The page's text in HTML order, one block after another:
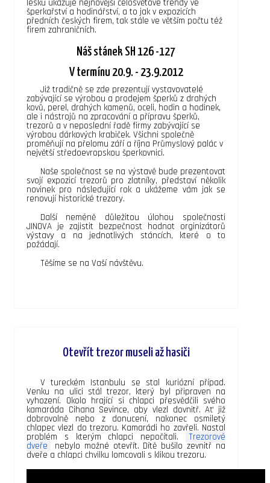
lesku ukazuje nejnovější celosvětové trendy ve
šperkařství a hodinářství, a to jak v expozicích
předních českých firem, tak stále ve větším počtu též
firem zahraničních.
Náš stánek SH 126 -127
V termínu 20.9. - 23.9.2012
Již tradičně se zde prezentují vystavovatelé
zabývající se výrobou a prodejem šperků z drahých
kovů, perel, drahých kamenů, oceli, hodin a hodinek,
ale i nástrojů na zpracování a přípravu šperků,
trezorů a v neposlední řadě firmy zabývající se
výrobou dárkových krabiček. Všichni společně
proměňují na přelomu září a října Průmyslový palác v
největší středoevropskou šperkovnici.
Naše společnost se na výstavě bude prezentovat
svojí expozicí trezorů pro zlatníky, představí několik
novinek pro následující rok a ukážeme vám jak se
renovují historické trezory.
Další neméně důležitou úlohou společnosti
JINOVA je zajistit bezpečnost hodnot orginizátorů
výstavy a na jednotlivých stáncích, které o to
požádají.
Těšíme se na Vaší návštěvu.
Otevřít trezor museli až hasiči
V tureckém Istanbulu se stal kuriózní případ.
Venku na ulici stál trezor, který byl připraven na
vyhození. Okolo hrající si chlapci přesvědčili svého
kamaráda Cihana Sevince, aby vlezl dovnitř. Ať již
dobrovolně nebo z donucení, nakonec osmiletý
chlapec vlezl do trezoru. Kamarádi ho zavřeli. Nastal
problém s kterým chlapci nepočítali. Trezorové
dveře nebylo možné otevřít. Dítě bušilo zevnitř na
dveře a chlapci chvilku lomcovali s klikou trezoru.